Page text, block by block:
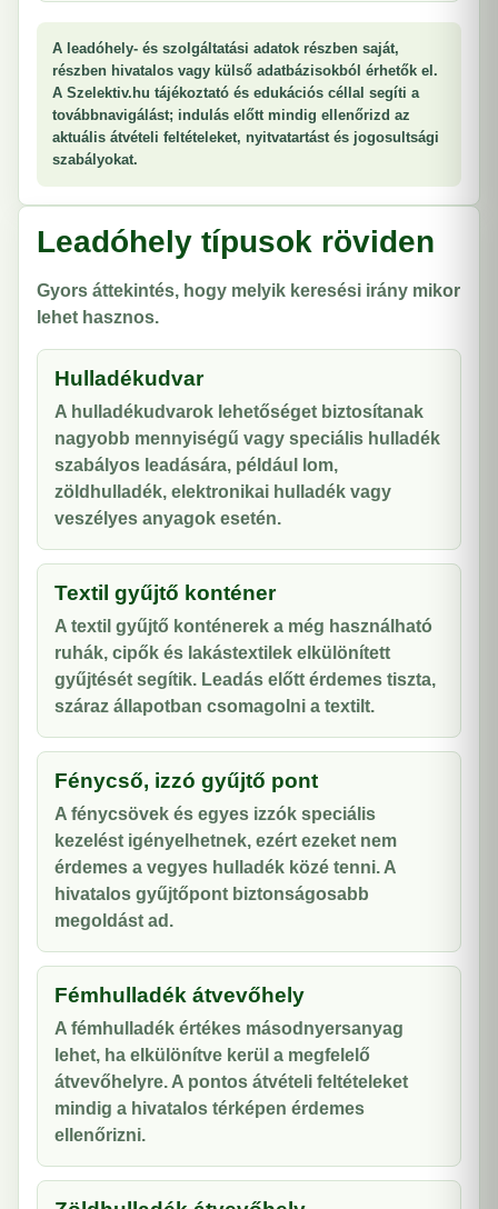
A leadóhely- és szolgáltatási adatok részben saját,
részben hivatalos vagy külső adatbázisokból érhetők el.
A Szelektiv.hu tájékoztató és edukációs céllal segíti a
továbbnavigálást; indulás előtt mindig ellenőrizd az
aktuális átvételi feltételeket, nyitvatartást és jogosultsági
szabályokat.
Leadóhely típusok röviden
Gyors áttekintés, hogy melyik keresési irány mikor
lehet hasznos.
Hulladékudvar
A hulladékudvarok lehetőséget biztosítanak
nagyobb mennyiségű vagy speciális hulladék
szabályos leadására, például lom,
zöldhulladék, elektronikai hulladék vagy
veszélyes anyagok esetén.
Textil gyűjtő konténer
A textil gyűjtő konténerek a még használható
ruhák, cipők és lakástextilek elkülönített
gyűjtését segítik. Leadás előtt érdemes tiszta,
száraz állapotban csomagolni a textilt.
Fénycső, izzó gyűjtő pont
A fénycsövek és egyes izzók speciális
kezelést igényelhetnek, ezért ezeket nem
érdemes a vegyes hulladék közé tenni. A
hivatalos gyűjtőpont biztonságosabb
megoldást ad.
Fémhulladék átvevőhely
A fémhulladék értékes másodnyersanyag
lehet, ha elkülönítve kerül a megfelelő
átvevőhelyre. A pontos átvételi feltételeket
mindig a hivatalos térképen érdemes
ellenőrizni.